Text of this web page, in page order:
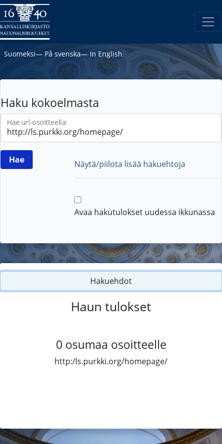
Suomeksi― På svenska― In English
Haku kokoelmasta
Hae url-osoitteella:
Näytä/piilota lisää hakuehtoja
Avaa hakutulokset uudessa ikkunassa
Hakuehdot
Haun tulokset
0 osumaa osoitteelle
http:/ls.purkki.org/homepage/